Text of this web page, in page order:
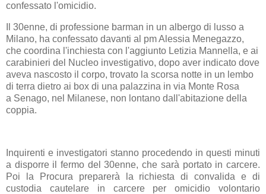
confessato l'omicidio.
Il 30enne, di professione barman in un albergo di lusso a
Milano, ha confessato davanti al pm Alessia Menegazzo,
che coordina l'inchiesta con l'aggiunto Letizia Mannella, e ai
carabinieri del Nucleo investigativo, dopo aver indicato dove
aveva nascosto il corpo, trovato la scorsa notte in un lembo
di terra dietro ai box di una palazzina in via Monte Rosa
a Senago, nel Milanese, non lontano dall'abitazione della
coppia.
Inquirenti e investigatori stanno procedendo in questi minuti
a disporre il fermo del 30enne, che sarà portato in carcere.
Poi la Procura preparerà la richiesta di convalida e di
custodia cautelare in carcere per omicidio volontario